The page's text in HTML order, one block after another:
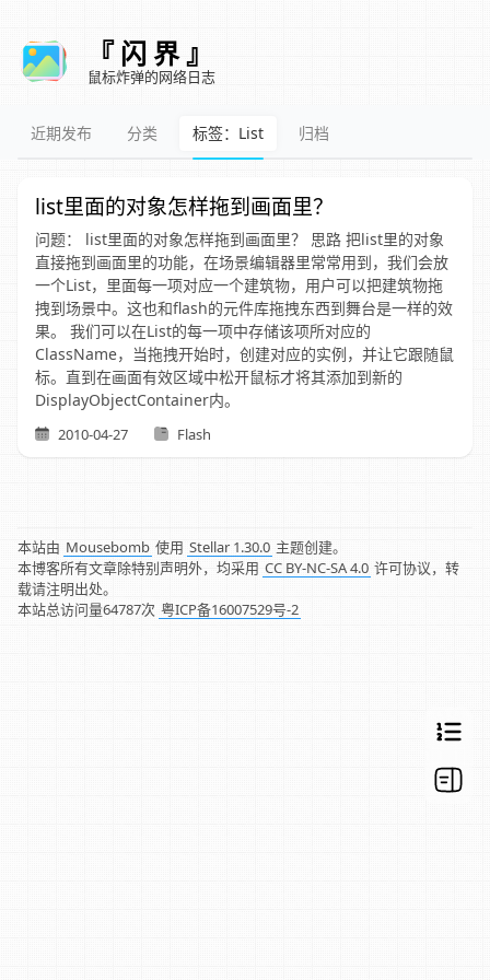
『 闪 界 』
鼠标炸弹的网络日志
近期发布 分类 标签：List 归档
list里面的对象怎样拖到画面里？
问题： list里面的对象怎样拖到画面里？ 思路 把list里的对象
直接拖到画面里的功能，在场景编辑器里常常用到，我们会放
一个List，里面每一项对应一个建筑物，用户可以把建筑物拖
拽到场景中。这也和flash的元件库拖拽东西到舞台是一样的效
果。 我们可以在List的每一项中存储该项所对应的
ClassName，当拖拽开始时，创建对应的实例，并让它跟随鼠
标。直到在画面有效区域中松开鼠标才将其添加到新的
DisplayObjectContainer内。
2010-04-27 Flash
本站由 Mousebomb 使用 Stellar 1.30.0 主题创建。
本博客所有文章除特别声明外，均采用 CC BY-NC-SA 4.0 许可协议，转
载请注明出处。
本站总访问量64787次 粤ICP备16007529号-2